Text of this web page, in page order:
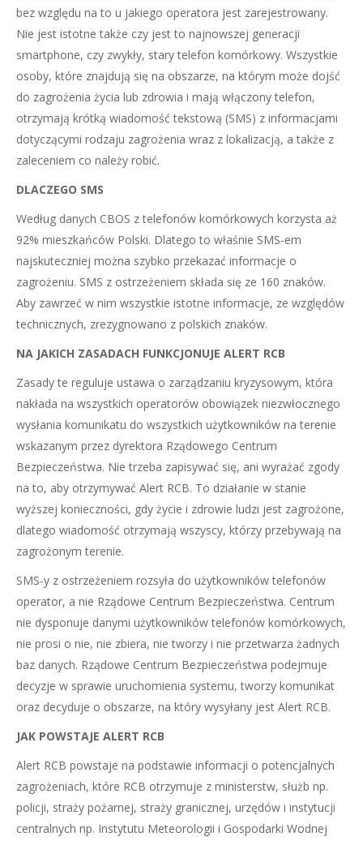
bez względu na to u jakiego operatora jest zarejestrowany.
Nie jest istotne także czy jest to najnowszej generacji
smartphone, czy zwykły, stary telefon komórkowy. Wszystkie
osoby, które znajdują się na obszarze, na którym może dojść
do zagrożenia życia lub zdrowia i mają włączony telefon,
otrzymają krótką wiadomość tekstową (SMS) z informacjami
dotyczącymi rodzaju zagrożenia wraz z lokalizacją, a także z
zaleceniem co należy robić.
DLACZEGO SMS
Według danych CBOS z telefonów komórkowych korzysta aż
92% mieszkańców Polski. Dlatego to właśnie SMS-em
najskuteczniej można szybko przekazać informacje o
zagrożeniu. SMS z ostrzeżeniem składa się ze 160 znaków.
Aby zawrzeć w nim wszystkie istotne informacje, ze względów
technicznych, zrezygnowano z polskich znaków.
NA JAKICH ZASADACH FUNKCJONUJE ALERT RCB
Zasady te reguluje ustawa o zarządzaniu kryzysowym, która
nakłada na wszystkich operatorów obowiązek niezwłocznego
wysłania komunikatu do wszystkich użytkowników na terenie
wskazanym przez dyrektora Rządowego Centrum
Bezpieczeństwa. Nie trzeba zapisywać się, ani wyrażać zgody
na to, aby otrzymywać Alert RCB. To działanie w stanie
wyższej konieczności, gdy życie i zdrowie ludzi jest zagrożone,
dlatego wiadomość otrzymają wszyscy, którzy przebywają na
zagrożonym terenie.
SMS-y z ostrzeżeniem rozsyła do użytkowników telefonów
operator, a nie Rządowe Centrum Bezpieczeństwa. Centrum
nie dysponuje danymi użytkowników telefonów komórkowych,
nie prosi o nie, nie zbiera, nie tworzy i nie przetwarza żadnych
baz danych. Rządowe Centrum Bezpieczeństwa podejmuje
decyzje w sprawie uruchomienia systemu, tworzy komunikat
oraz decyduje o obszarze, na który wysyłany jest Alert RCB.
JAK POWSTAJE ALERT RCB
Alert RCB powstaje na podstawie informacji o potencjalnych
zagrożeniach, które RCB otrzymuje z ministerstw, służb np.
policji, straży pożarnej, straży granicznej, urzędów i instytucji
centralnych np. Instytutu Meteorologii i Gospodarki Wodnej